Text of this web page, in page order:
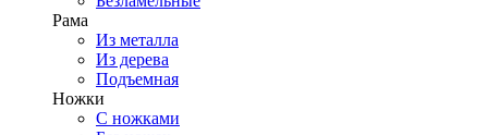
Рама
Из металла
Из дерева
Подъемная
Ножки
С ножками